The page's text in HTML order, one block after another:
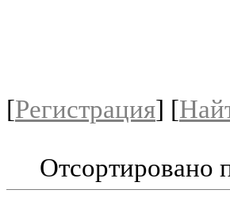
[Регистрация] [
Отсортировано